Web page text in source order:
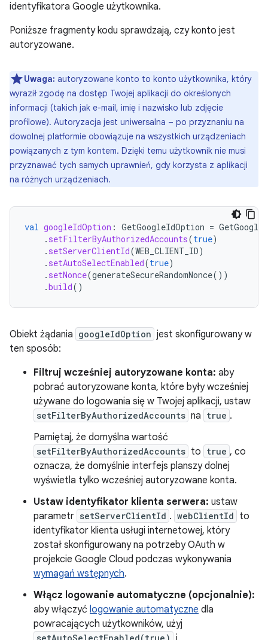
identyfikatora Google użytkownika.
Poniższe fragmenty kodu sprawdzają, czy konto jest
autoryzowane.
Uwaga: autoryzowane konto to konto użytkownika, który
wyraził zgodę na dostęp Twojej aplikacji do określonych
informacji (takich jak e-mail, imię i nazwisko lub zdjęcie
profilowe). Autoryzacja jest uniwersalna – po przyznaniu na
dowolnej platformie obowiązuje na wszystkich urządzeniach
powiązanych z tym kontem. Dzięki temu użytkownik nie musi
przyznawać tych samych uprawnień, gdy korzysta z aplikacji
na różnych urządzeniach.
val googleIdOption : GetGoogleIdOption =
. setFilterByAuthorizedAccounts(true)
. setServerClientId(WEB_CLIENT_ID)
. setAutoSelectEnabled(true)
. setNonce(generateSecureRandomNonce())
.build()
Obiekt żądania googleIdOption jest skonfigurowany w
ten sposób:
Filtruj wcześniej autoryzowane konta: aby
pobrać autoryzowane konta, które były wcześniej
używane do logowania się w Twojej aplikacji, ustaw
setFilterByAuthorizedAccounts na true .
Pamiętaj, że domyślna wartość
setFilterByAuthorizedAccounts to true , co
oznacza, że domyślnie interfejs planszy dolnej
wyświetla tylko wcześniej autoryzowane konta.
Ustaw identyfikator klienta serwera: ustaw
parametr setServerClientId . webClientId to
identyfikator klienta usługi internetowej, który
został skonfigurowany na potrzeby OAuth w
projekcie Google Cloud podczas wykonywania
wymagań wstępnych.
Włącz logowanie automatyczne (opcjonalnie):
aby włączyć logowanie automatyczne dla
powracających użytkowników, użyj